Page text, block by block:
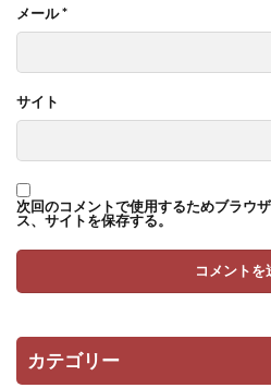
メール*
サイト
次回のコメントで使用するためブラウ
ス、サイトを保存する。
カテゴリー